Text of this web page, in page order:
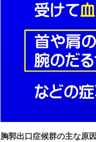
胸郭出口症候群の主な原因